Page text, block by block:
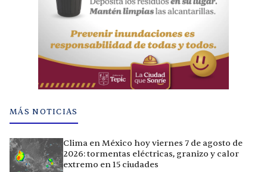
MÁS NOTICIAS
Clima en México hoy viernes 7 de agosto de
2026: tormentas eléctricas, granizo y calor
extremo en 15 ciudades